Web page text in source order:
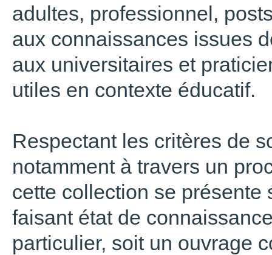
adultes, professionnel,
aux connaissances issues
aux universitaires et
utiles en contexte éducatif.
Respectant les critères de
notamment à travers un
cette collection se présente
faisant état de
particulier, soit un ouvrage